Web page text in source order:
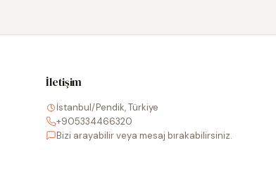
İletişim
İstanbul/Pendik, Türkiye
+905334466320
Bizi arayabilir veya mesaj bırakabilirsiniz.